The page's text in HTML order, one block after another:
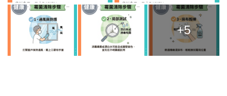
+5